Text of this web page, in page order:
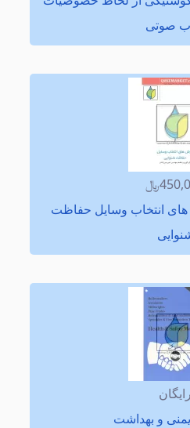
صوتی
انتخاب وسایل حفاظت
رایگان
و بهداشت